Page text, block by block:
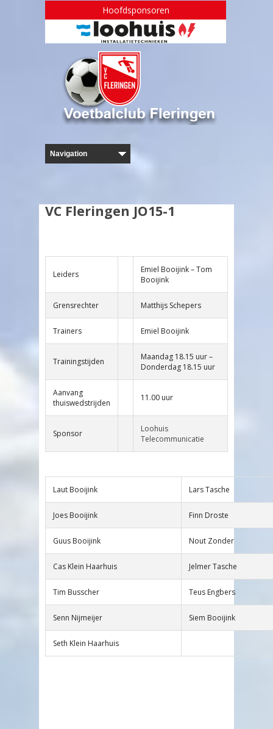
Hoofdsponsoren
VC Fleringen JO15-1
Leiders
Emiel Booijink – Tom
Booijink
Grensrechter Matthijs Schepers
Trainers Emiel Booijink
Trainingstijden
Maandag 18.15 uur –
Donderdag 18.15 uur
Aanvang
thuiswedstrijden
11.00 uur
Sponsor
Loohuis
Telecommunicatie
Laut Booijink Lars Tasche
Joes Booijink Finn Droste
Guus Booijink Nout Zonder
Cas Klein Haarhuis Jelmer Tasche
Tim Busscher Teus Engbers
Senn Nijmeijer Siem Booijink
Seth Klein Haarhuis